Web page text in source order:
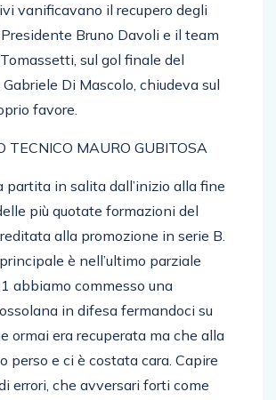
vanificavano il recupero degli
Bruno Davoli e il team
sul gol finale del
Di Mascolo, chiudeva sul
favore.
TECNICO MAURO GUBITOSA
partita in salita dall’inizio alla fine
più quotate formazioni del
alla promozione in serie B.
è nell’ultimo parziale
abbiamo commesso una
in difesa fermandoci su
ormai era recuperata ma che alla
perso e ci è costata cara. Capire
errori, che avversari forti come